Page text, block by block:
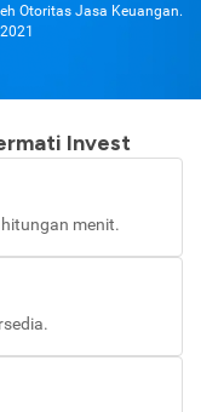
Otoritas Jasa Keuangan.
Invest
menit.